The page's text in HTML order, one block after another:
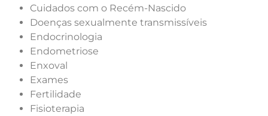
Cuidados com o Recém-Nascido
Doenças sexualmente transmissíveis
Endocrinologia
Endometriose
Enxoval
Exames
Fertilidade
Fisioterapia